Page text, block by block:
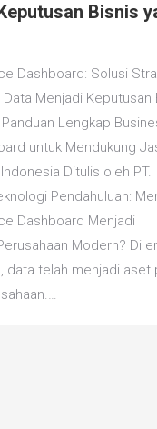
Bisnis
Dashboard: Solusi
Menjadi Keputusan
Lengkap
untuk Mendukung
Ditulis oleh PT.
Pendahuluan:
Dashboard Menjadi
Modern? Di
data telah menjadi aset